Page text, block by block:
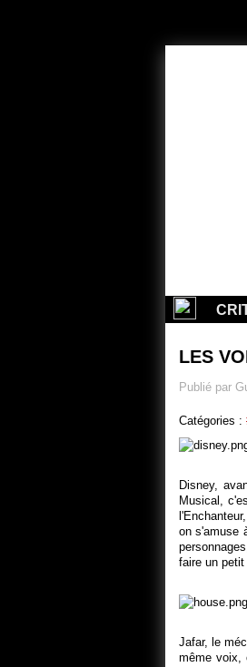
LES
Publié par
Catégories :
Disney,
Musical,
on s'amuse
faire un
Jafar, le
même voix,